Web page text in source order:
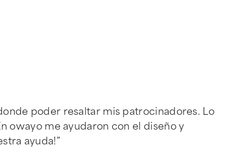
poder resaltar mis patrocinadores. Lo
owayo me ayudaron con el diseño y
ayuda!”